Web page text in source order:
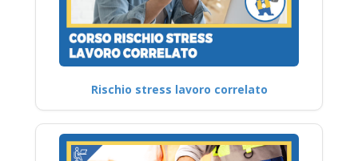
Rischio stress lavoro correlato